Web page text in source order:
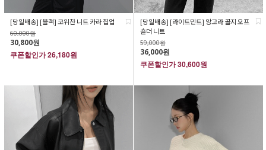
[당일배송] [블랙] 코위찬 니트 카라 집업
60,000원
30,800원
쿠폰할인가26,180원
[당일배송] [라이트민트] 앙고라 골지 오프
숄더 니트
59,000원
36,000원
쿠폰할인가30,600원